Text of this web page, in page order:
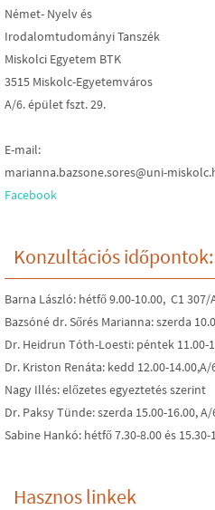
Német- Nyelv és
Irodalomtudományi Tanszék
Miskolci Egyetem BTK
3515 Miskolc-Egyetemváros
A/6. épület fszt. 29.
E-mail:
marianna.bazsone.sores@uni-
Facebook
Konzultációs időpontok:
Barna László: hétfő 9.00-10.00, C1 307/
Bazsóné dr. Sőrés Marianna: szerda
Dr. Heidrun Tóth-Loesti: péntek 11.00-
Dr. Kriston Renáta: kedd 12.00-14.00,A/
Nagy Illés: előzetes egyeztetés szerint
Dr. Paksy Tünde: szerda 15.00-16.00, A/
Sabine Hankó: hétfő 7.30-8.00 és 15.30-
Hasznos linkek